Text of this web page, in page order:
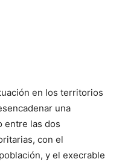
en los territorios
una
entre las dos
con el
y el execrable